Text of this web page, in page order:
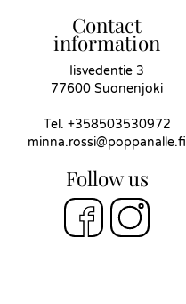
Contact
information
Iisvedentie 3
77600 Suonenjoki
Tel. +358503530972
minna.rossi@poppanalle.fi
Follow us